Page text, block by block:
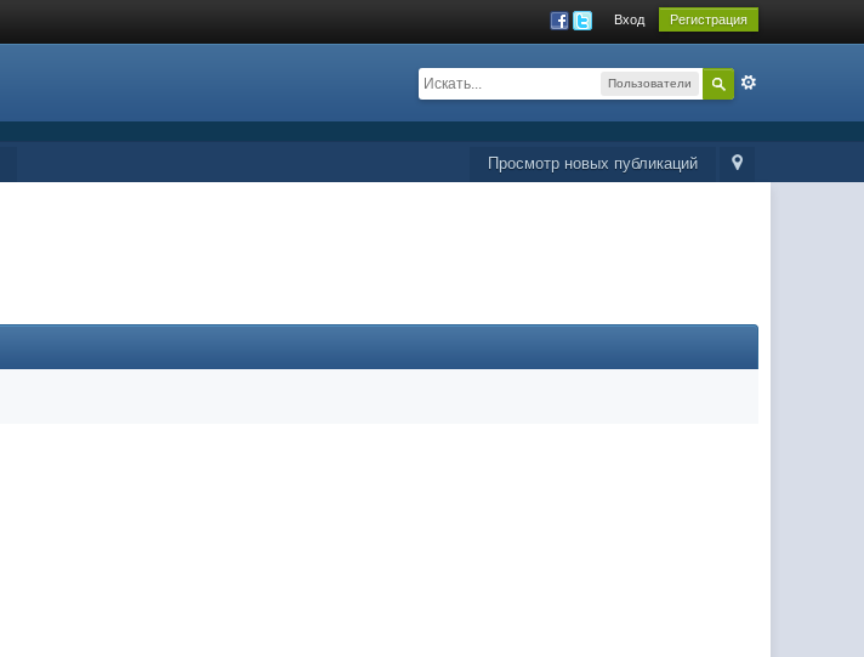
Вход Регистрация
Пользователи
Просмотр новых публикаций